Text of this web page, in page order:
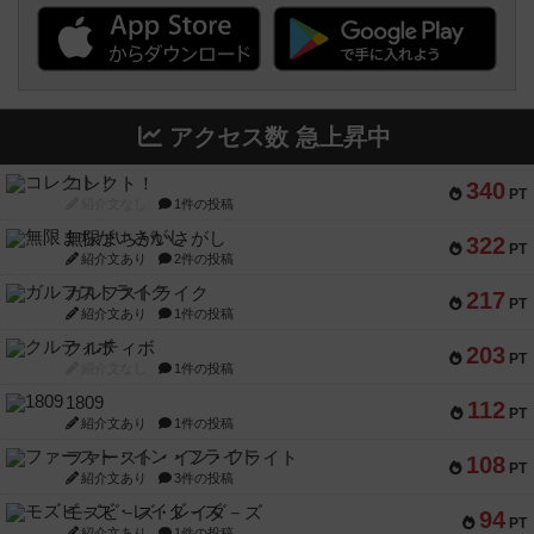
アクセス数 急上昇中
340 PT
コレクト！
1件の投稿
322 PT
無限まちがいさがし
紹介文あり 2件の投稿
217 PT
ガルフストライク
紹介文あり 1件の投稿
203 PT
クルティボ
1件の投稿
112 PT
1809
紹介文あり 1件の投稿
108 PT
ファースト・イン・フライト
紹介文あり 3件の投稿
94 PT
モズビ－ズ・レイダ－ズ